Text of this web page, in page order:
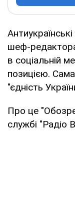
шеф-редактора
в соціальній
позицією.
"єдність
Про це
службі "Радіо